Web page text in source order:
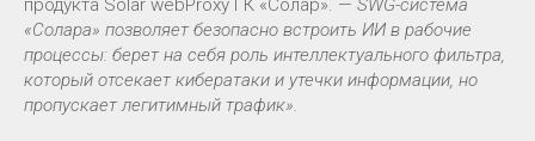
продукта Solar webProxy ГК «Солар». — SWG-система
«Солара» позволяет безопасно встроить ИИ в рабочие
процессы: берет на себя роль интеллектуального фильтра,
который отсекает кибератаки и утечки информации, но
пропускает легитимный трафик».